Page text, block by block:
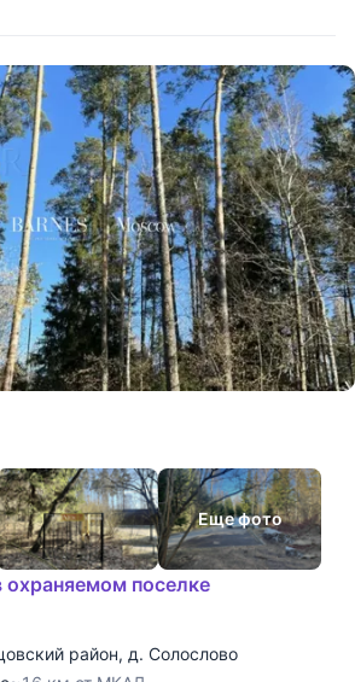
Еще фото
охраняемом поселке
район, д. Солослово